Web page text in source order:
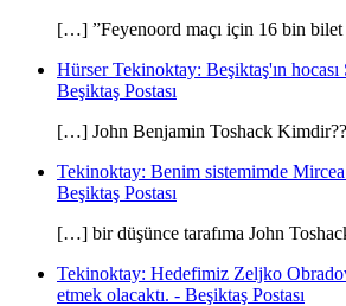
[…] ”Feyenoord maçı için 16 bin bilet
Hürser Tekinoktay: Beşiktaş'ın hocası
Beşiktaş Postası
[…] John Benjamin Toshack
Tekinoktay: Benim sistemimde
Beşiktaş Postası
[…] bir düşünce tarafıma John
Tekinoktay: Hedefimiz Zeljko
etmek olacaktı. - Beşiktaş Postası